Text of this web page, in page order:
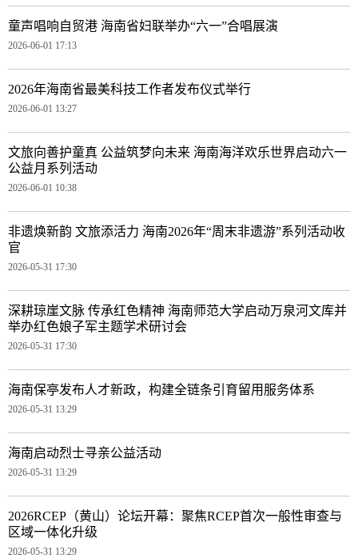
童声唱响自贸港 海南省妇联举办“六一”合唱展演
2026-06-01 17:13
2026年海南省最美科技工作者发布仪式举行
2026-06-01 13:27
文旅向善护童真 公益筑梦向未来 海南海洋欢乐世界启动六一
公益月系列活动
2026-06-01 10:38
非遗焕新韵 文旅添活力 海南2026年“周末非遗游”系列活动收
官
2026-05-31 17:30
深耕琼崖文脉 传承红色精神 海南师范大学启动万泉河文库并
举办红色娘子军主题学术研讨会
2026-05-31 17:30
海南保亭发布人才新政，构建全链条引育留用服务体系
2026-05-31 13:29
海南启动烈士寻亲公益活动
2026-05-31 13:29
2026RCEP（黄山）论坛开幕：聚焦RCEP首次一般性审查与
区域一体化升级
2026-05-31 13:29